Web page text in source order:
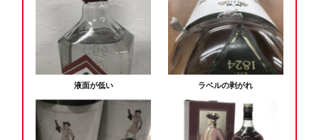
液面が低い ラベルの剥がれ